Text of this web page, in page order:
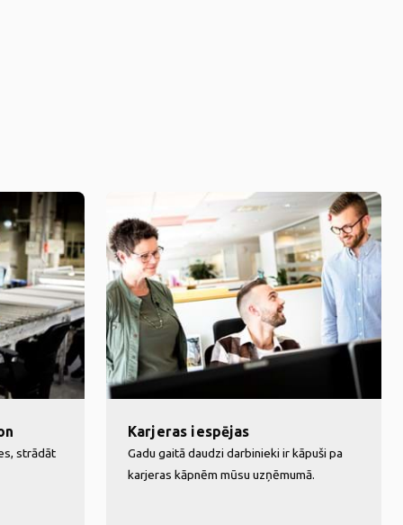
strādāt
Karjeras iespējas
Gadu gaitā daudzi darbinieki ir kāpuši pa
karjeras kāpnēm mūsu uzņēmumā.